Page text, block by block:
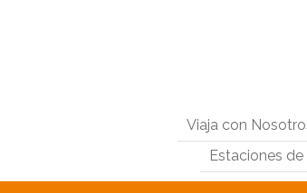
Viaja con
Estaciones